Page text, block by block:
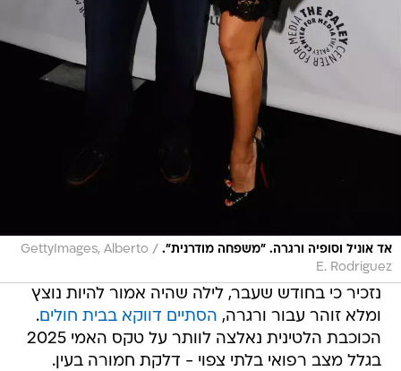
אד אוניל וסופיה ורגרה. "משפחה מודרנית". /
GettyImages, Alberto
E. Rodriguez
נזכיר כי בחודש שעבר, לילה שהיה אמור להיות נוצץ
ומלא זוהר עבור ורגרה, הסתיים דווקא בבית חולים.
הכוכבת הלטינית נאלצה לוותר על טקס האמי 2025
בגלל מצב רפואי בלתי צפוי - דלקת חמורה בעין.